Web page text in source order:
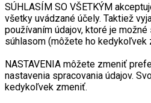
SÚHLASÍM SO VŠETKÝM
všetky uvádzané účely. Taktiež
používaním údajov, ktoré je
súhlasom (môžete ho kedykoľvek
NASTAVENIA môžete zmeniť
nastavenia spracovania údajov.
kedykoľvek zmeniť.